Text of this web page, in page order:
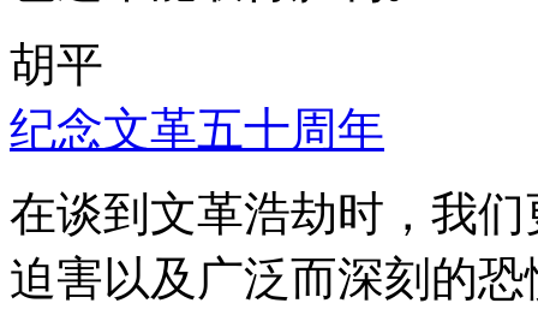
胡平
纪念文革五十周年
在谈到文革浩劫时，我
迫害以及广泛而深刻的